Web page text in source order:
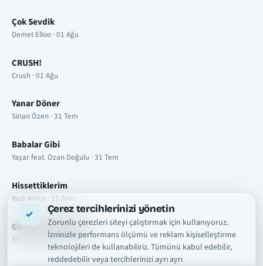
Çerez tercihlerinizi yönetin
Zorunlu çerezleri siteyi çalıştırmak için kullanıyoruz.
İzninizle performans ölçümü ve reklam kişiselleştirme
teknolojileri de kullanabiliriz. Tümünü kabul edebilir,
reddedebilir veya tercihlerinizi ayrı ayrı
Çok Sevdik
Demet Elloo · 01 Ağu
CRUSH!
Crush · 01 Ağu
Yanar Döner
Sinan Özen · 31 Tem
Babalar Gibi
Yaşar feat. Ozan Doğulu · 31 Tem
Hissettiklerim
Yaşlı Amca · 31 Tem
Gözlerimde Duman
Sezer Sarıgöz · 31 Tem